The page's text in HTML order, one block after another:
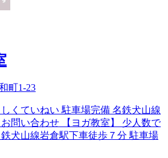
町1-23
くていねい 駐車場完備 名鉄犬山線
問い合わせ 【ヨガ教室】 少人数で
犬山線岩倉駅下車徒歩７分 駐車場